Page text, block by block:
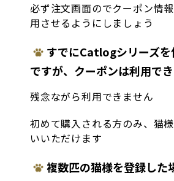
必ず注文画面のでクーポン情
用させるようにしましょう
すでにCatlogシリーズを
ですが、クーポンは利用で
残念ながら利用できません
初めて購入される方のみ、猫
いいただけます
複数匹の猫様を登録した